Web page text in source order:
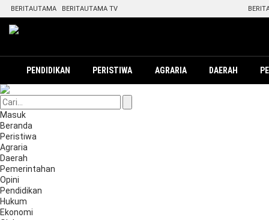
BERITAUTAMA BERITAUTAMA TV
PENDIDIKAN PERISTIWA AGRARIA DAERAH
Masuk
Beranda
Peristiwa
Agraria
Daerah
Pemerintahan
Opini
Pendidikan
Hukum
Ekonomi